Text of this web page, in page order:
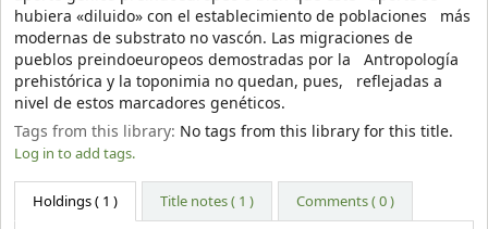
hubiera «diluido» con el establecimiento de poblaciones más
modernas de substrato no vascón. Las migraciones de
pueblos preindoeuropeos demostradas por la Antropología
prehistórica y la toponimia no quedan, pues, reflejadas a
nivel de estos marcadores genéticos.
Tags from this library: No tags from this library for this title.
Log in to add tags.
Holdings( 1 ) Title notes ( 1 ) Comments ( 0 )